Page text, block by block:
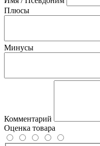
Плюсы
Минусы
Комментарий
Оценка товара